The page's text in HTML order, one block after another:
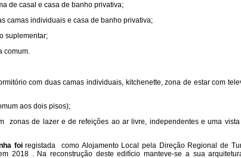
de casal e casa de banho privativa;
camas individuais e casa de banho privativa;
suplementar;
comum.
com duas camas individuais, kitchenette, zona de estar com
aos dois pisos);
zonas de lazer e de refeições ao ar livre, independentes e uma vista
foiregistada como Alojamento Local pela Direção Regional de
2018 . Na reconstrução deste edifício manteve-se a sua